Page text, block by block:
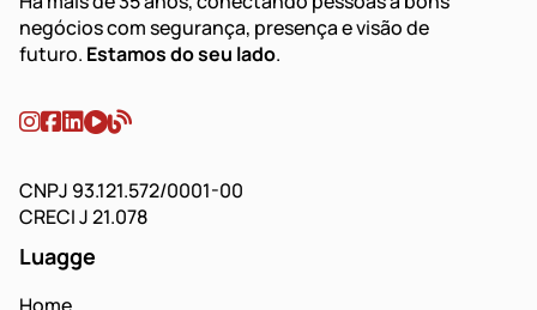
negócios com segurança, presença e visão de
futuro. Estamos do seu lado.
CNPJ 93.121.572/0001-00
CRECI J 21.078
Luagge